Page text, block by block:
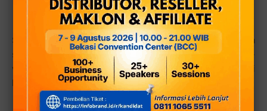
Semakin lama berjalan usaha industri rumah yang hanya
semakin menerima banyak permintaan dari warung-
warung kelontong di sekitar lingkungan rumahnya di
kawasan area kantor walikota Jaktim, Cakung.